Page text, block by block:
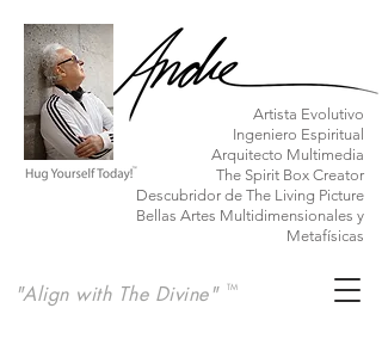
Artista Evolutivo
Ingeniero Espiritual
Arquitecto Multimedia
The Spirit Box Creator
Descubridor de The Living Picture
Bellas Artes Multidimensionales y
Metafísicas
"Align with The Divine" TM